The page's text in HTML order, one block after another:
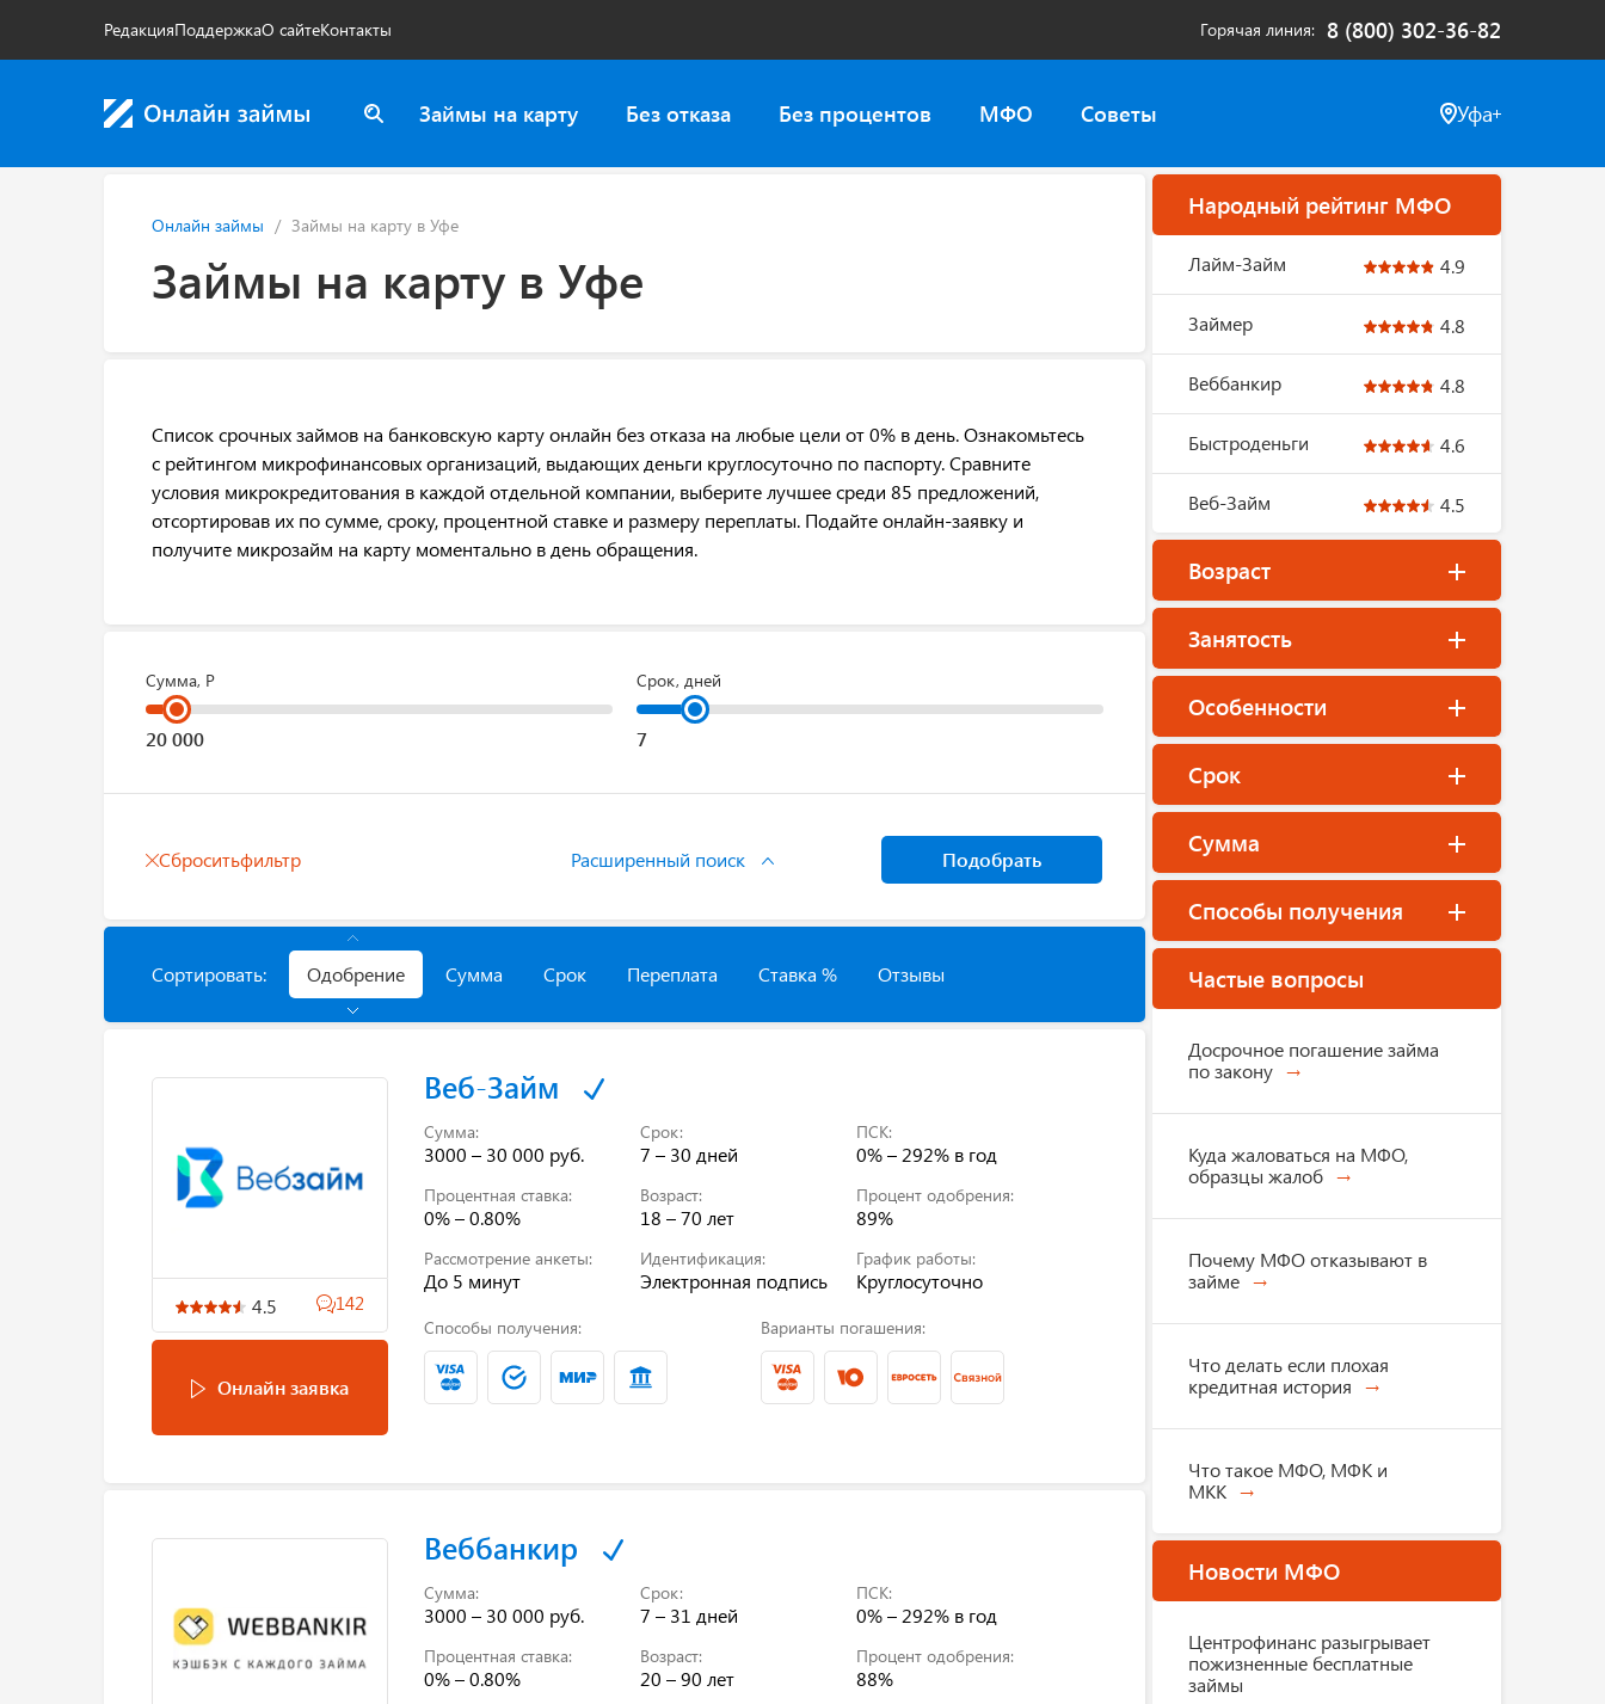
РедакцияПоддержкаО сайтеКонтакты Горячая линия 8 (800) 302-36-82
Займы на карту Без отказа Без процентов МФО Советы Уфа
Онлайн займы Займы на карту в Уфе
Займы на карту в Уфе
Список срочных займов на банковскую карту онлайн без отказа на любые цели от 0% в день. Ознакомьтесь
с рейтингом микрофинансовых организаций, выдающих деньги круглосуточно по паспорту. Сравните
условия микрокредитования в каждой отдельной компании, выберите лучшее среди 85 предложений,
отсортировав их по сумме, сроку, процентной ставке и размеру переплаты. Подайте онлайн-заявку и
получите микрозайм на карту моментально в день обращения.
Сумма, Р Срок, дней
Сброситьфильтр Расширенный поиск Подобрать
Сортировать: Одобрение Сумма Срок Переплата Ставка % Отзывы
4.5 142
Онлайн заявка
Веб-Займ
Сумма:
3000 – 30 000 руб.
Срок:
7 – 30 дней
ПСК:
0% – 292% в год
Процентная ставка:
0% – 0.80%
Возраст:
18 – 70 лет
Процент одобрения:
89%
Рассмотрение анкеты:
До 5 минут
Идентификация:
Электронная подпись
График работы:
Круглосуточно
Способы получения: Варианты погашения:
Веббанкир
Сумма:
3000 – 30 000 руб.
Срок:
7 – 31 дней
ПСК:
0% – 292% в год
Процентная ставка:
0% – 0.80%
Возраст:
20 – 90 лет
Процент одобрения:
88%
Народный рейтинг МФО
Лайм-Займ 4.9
Займер 4.8
Веббанкир 4.8
Быстроденьги 4.6
Веб-Займ 4.5
Возраст
Занятость
Особенности
Срок
Сумма
Способы получения
Частые вопросы
Досрочное погашение займа
по закону
Куда жаловаться на МФО,
образцы жалоб
Почему МФО отказывают в
займе
Что делать если плохая
кредитная история
Что такое МФО, МФК и
МКК
Новости МФО
Центрофинанс разыгрывает
пожизненные бесплатные
займы